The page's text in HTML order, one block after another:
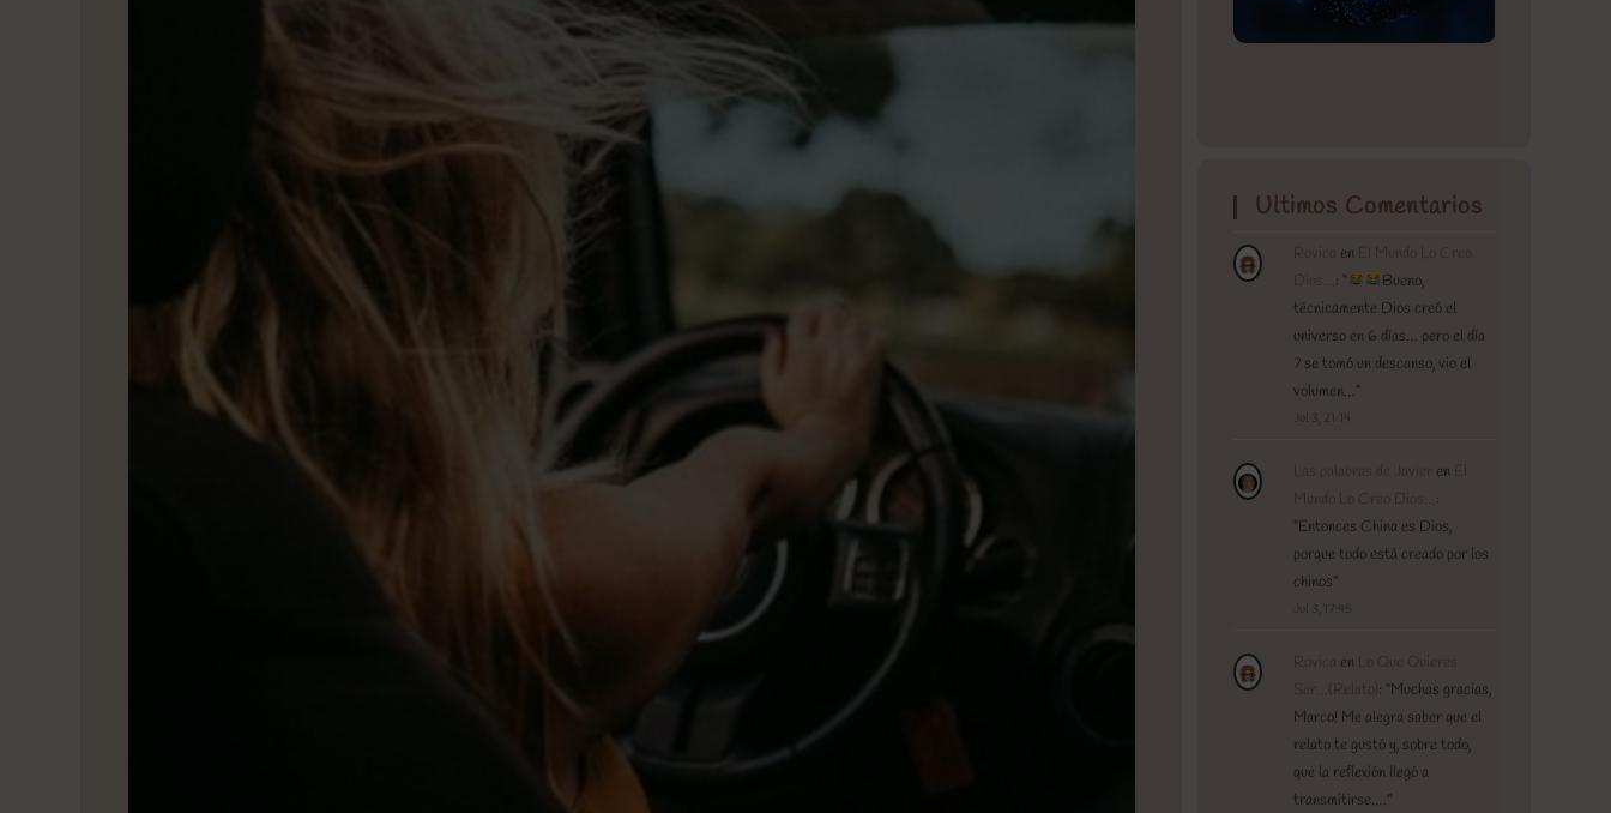
Ultimos Comentarios
Rovica en El Mundo Lo Creo
Dios… : “
Bueno,
técnicamente Dios creó el
universo en 6 días… pero el día
7 se tomó un descanso, vio el
volumen…”
Jul 3, 21:14
Las palabras de Javier en El
Mundo Lo Creo Dios… :
“Entonces China es Dios,
porque todo está creado por los
chinos”
Jul 3, 17:45
Rovica en
Lo Que Quieres
Ser…(Relato) : “Muchas gracias,
Marco! Me alegra saber que el
relato te gustó y, sobre todo,
que la reflexión llegó a
transmitirse.…”